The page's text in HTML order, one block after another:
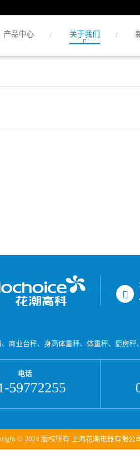
产品中心 关于我们
商业台秤、身高体重秤、体重秤、厨房
电话
59772255
© 2024 版权所有 上海花潮电器有限公